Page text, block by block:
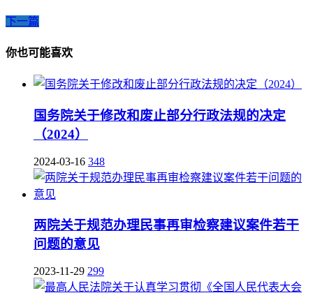
下一篇
你也可能喜欢
国务院关于修改和废止部分行政法规的决定
（2024）
2024-03-16 348
两院关于规范办理民事再审检察建议案件若干
问题的意见
2023-11-29 299